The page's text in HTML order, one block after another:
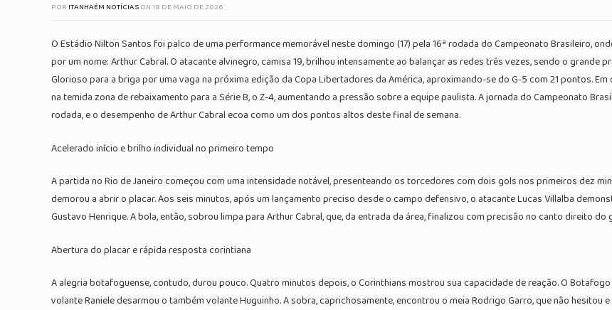
POR ITANHAÉM NOTÍCIASON18 DE MAIO DE 2026
O Estádio Nilton Santos foi palco de uma performance memorável neste domingo (17) pela 16ª rodada do Campeonato Brasileiro,
por um nome: Arthur Cabral. O atacante alvinegro, camisa 19, brilhou intensamente ao balançar as redes três vezes, sendo o
Glorioso para a briga por uma vaga na próxima edição da Copa Libertadores da América, aproximando-se do G-5 com 21 pontos.
na temida zona de rebaixamento para a Série B, o Z-4, aumentando a pressão sobre a equipe paulista. A jornada do Campeonato
rodada, e o desempenho de Arthur Cabral ecoa como um dos pontos altos deste final de semana.
Acelerado início e brilho individual no primeiro tempo
A partida no Rio de Janeiro começou com uma intensidade notável, presenteando os torcedores com dois gols nos primeiros dez
demorou a abrir o placar. Aos seis minutos, após um lançamento preciso desde o campo defensivo, o atacante Lucas Villalba
Gustavo Henrique. A bola, então, sobrou limpa para Arthur Cabral, que, da entrada da área, finalizou com precisão no canto direito
Abertura do placar e rápida resposta corintiana
A alegria botafoguense, contudo, durou pouco. Quatro minutos depois, o Corinthians mostrou sua capacidade de reação. O
volante Raniele desarmou o também volante Huguinho. A sobra, caprichosamente, encontrou o meia Rodrigo Garro, que não